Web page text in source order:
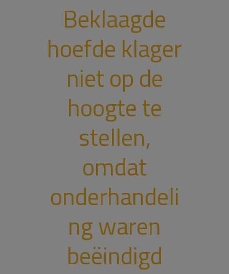
Beklaagde
hoefde klager
niet op de
hoogte te
stellen,
omdat
onderhandeli
ng waren
beëindigd